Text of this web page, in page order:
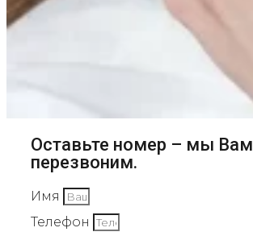
Оставьте номер – мы Вам
перезвоним.
Имя
Телефон